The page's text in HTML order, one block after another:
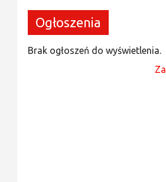
Ogłoszenia
Brak ogłoszeń do wyświetlenia.